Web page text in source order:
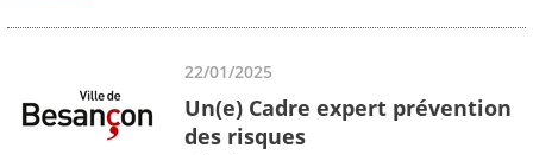
22/01/2025
Un(e) Cadre expert prévention
des risques